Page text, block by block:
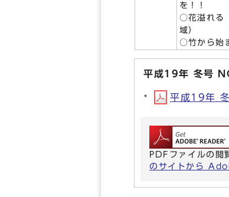
を！！
○花溢れる
域）
○竹から始
平成19年 冬号
平成19年
PDFファイルの
のサイトから